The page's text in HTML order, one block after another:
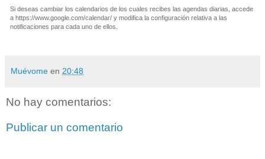
Si deseas cambiar los calendarios de los cuales recibes las agendas diarias, accede
a https://www.google.com/calendar/ y modifica la configuración relativa a las
notificaciones para cada uno de ellos.
Muévome en 20:48
No hay comentarios:
Publicar un comentario